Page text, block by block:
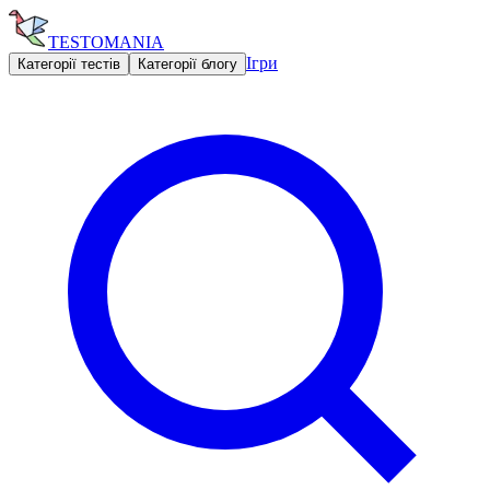
TESTOMANIA
Категорії тестів Категорії блогу Ігри